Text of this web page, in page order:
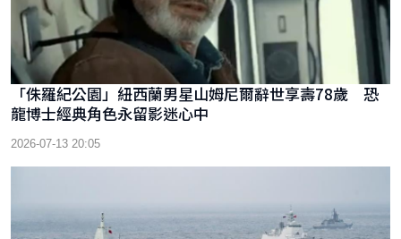
「侏羅紀公園」紐西蘭男星山姆尼爾辭世享壽78歲 恐
龍博士經典角色永留影迷心中
2026-07-13 20:05